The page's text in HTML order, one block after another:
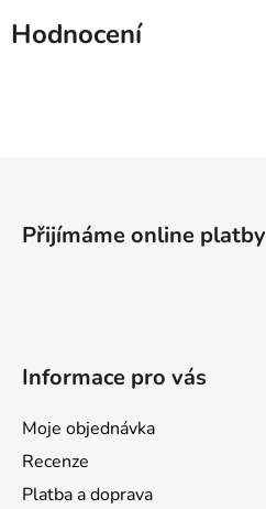
Hodnocení
Přijímáme online platby
Informace pro vás
Moje objednávka
Recenze
Platba a doprava